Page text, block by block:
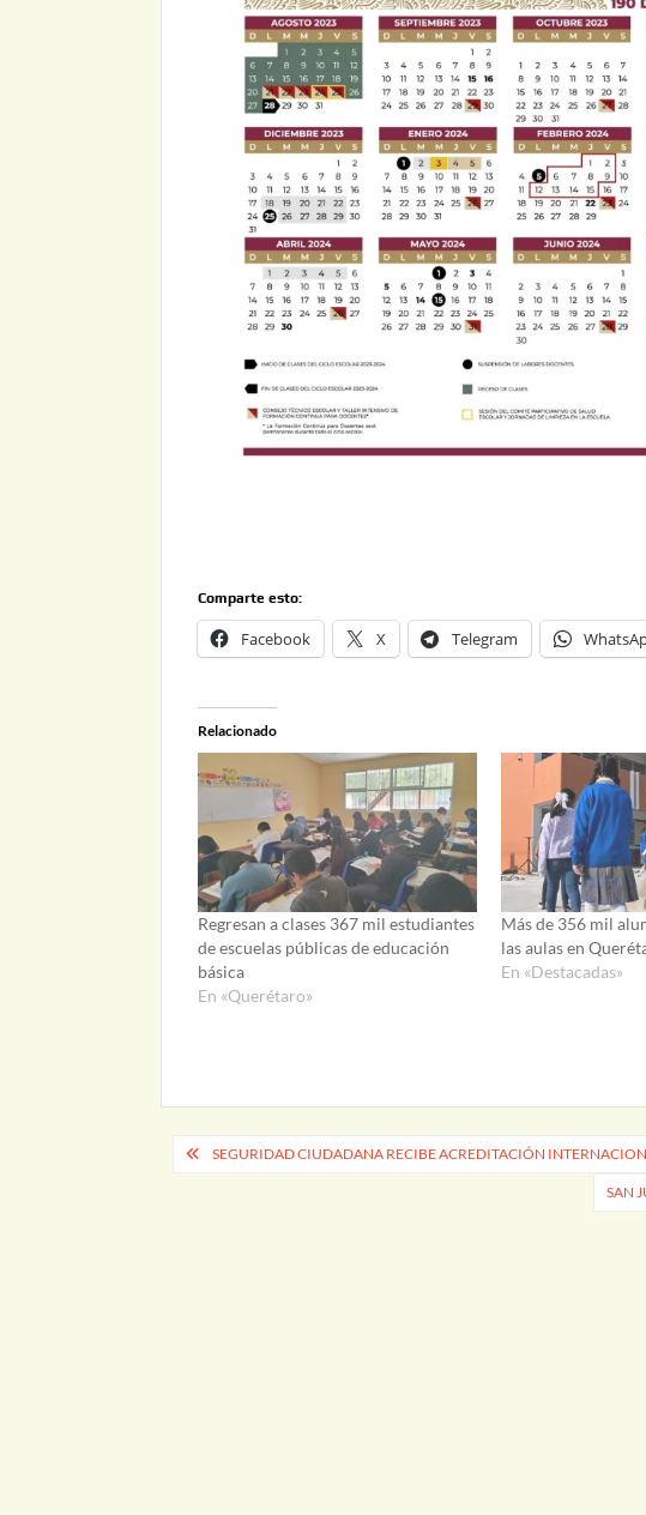
Comparte esto:
Facebook X Telegram
Relacionado
Regresan a clases 367 mil estudiantes
de escuelas públicas de educación
básica
En «Querétaro»
Más de 356 mil
las aulas en
En «Destacadas»
Navegación
SEGURIDAD CIUDADANA RECIBE ACREDITACIÓN
SAN